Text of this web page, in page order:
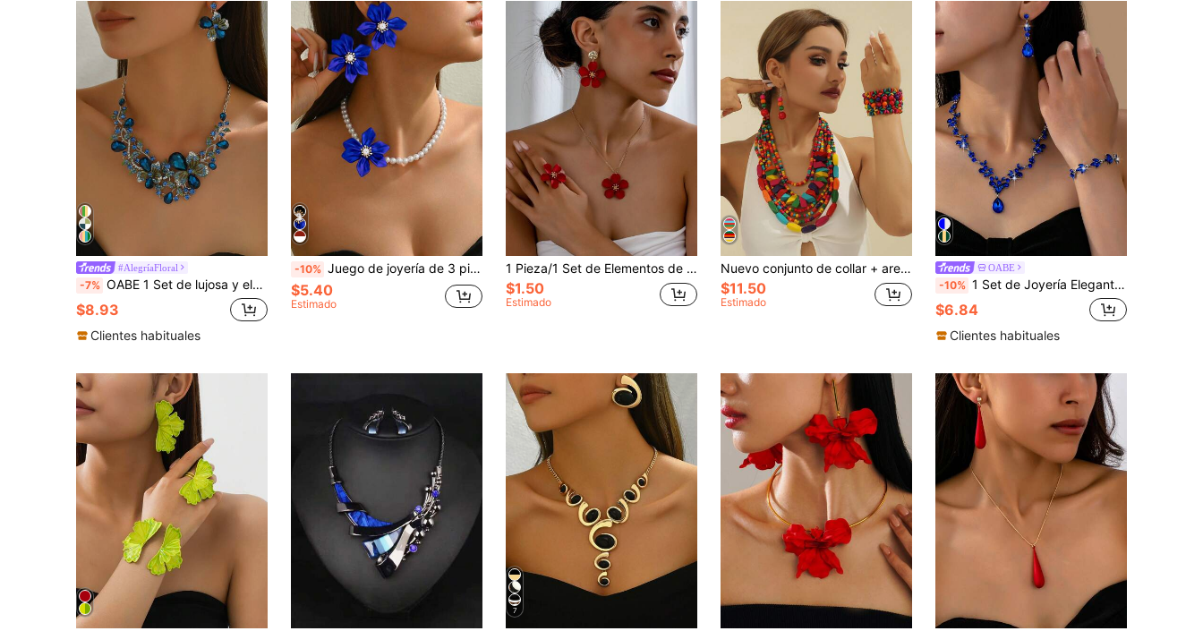
#AlegríaFloral
-7% OABE 1 Set de lujosa y elegante joyería floral con gemas artificiales engastadas, adecuado para bodas, galas y fiestas
$8.93
Clientes habituales
-10% Juego de joyería de 3 piezas con collar + aretes elegantes para mujeres, estilo romántico francés de palacio, perla artificial, diseño de flor acrílica 3D tejida en rojo, adecuado para uso diario, banquetes, regalo de lujo
$5.40
Estimado
1 Pieza/1 Set de Elementos de Flores Fashionable y Nuevos para 2024, Anillos de Flores Coloridos, Set de Aretes, Collares, Estilo de Viaje y Vacaciones, Estilo Francés, Fresco y Refrescante, Banquetes de Mujeres, Fiestas, Citas, Uso Diario, Temporada de Regalo de San Valentín, Mamá, Madre, Día de la Madre, Regalo
$1.50
Estimado
Nuevo conjunto de collar + aretes + pulsera de alambre de aluminio y piedra artificial, con estilo elegante y vintage europeo y americano para mujeres
$11.50
Estimado
OABE
-10% 1 Set de Joyería Elegante y Lujosa con Flores Románticas y Cristales en Forma de Lágrima, Accesorios de Alta Gama para Novia/Boda/Fiesta, Regalo Íntimo
$6.84
Clientes habituales
7